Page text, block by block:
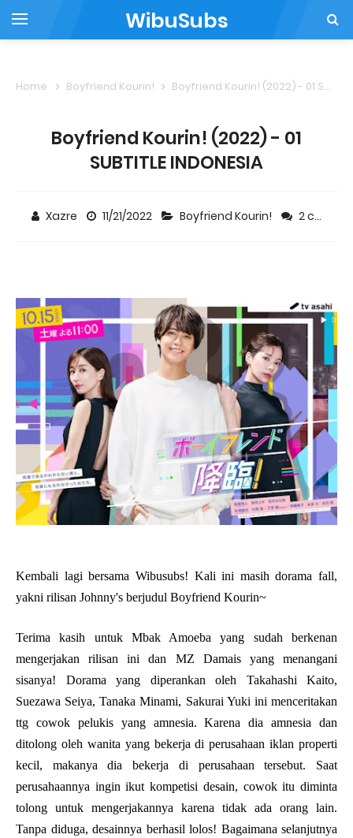
WibuSubs
Home Boyfriend Kourin! Boyfriend Kourin! (2022) - 01 SUBTITLE INDONESIA
Boyfriend Kourin! (2022) - 01
SUBTITLE INDONESIA
Xazre 11/21/2022 Boyfriend Kourin! 2 comments
Kembali lagi bersama Wibusubs! Kali ini masih dorama fall,
yakni rilisan Johnny's berjudul Boyfriend Kourin~
Terima kasih untuk Mbak Amoeba yang sudah berkenan
mengerjakan rilisan ini dan MZ Damais yang menangani
sisanya! Dorama yang diperankan oleh Takahashi Kaito,
Suezawa Seiya, Tanaka Minami, Sakurai Yuki ini menceritakan
ttg cowok pelukis yang amnesia. Karena dia amnesia dan
ditolong oleh wanita yang bekerja di perusahaan iklan properti
kecil, makanya dia bekerja di perusahaan tersebut. Saat
perusahaannya ingin ikut kompetisi desain, cowok itu diminta
tolong untuk mengerjakannya karena tidak ada orang lain.
Tanpa diduga, desainnya berhasil lolos! Bagaimana selanjutnya